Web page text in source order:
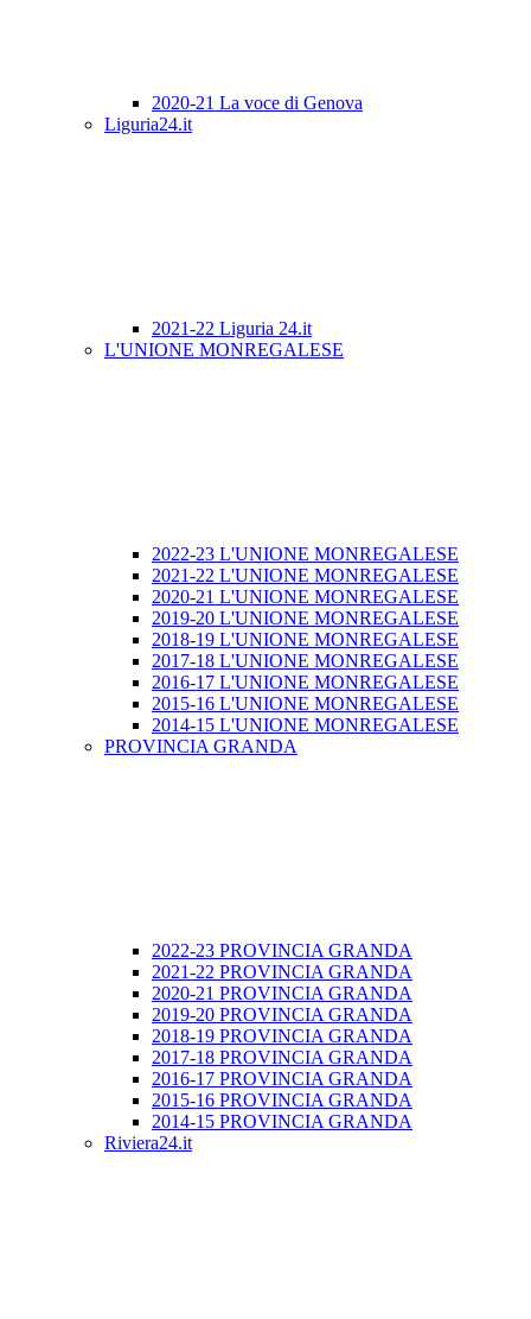
2020-21 La voce di Genova
Liguria24.it
2021-22 Liguria 24.it
L'UNIONE MONREGALESE
2022-23 L'UNIONE MONREGALESE
2021-22 L'UNIONE MONREGALESE
2020-21 L'UNIONE MONREGALESE
2019-20 L'UNIONE MONREGALESE
2018-19 L'UNIONE MONREGALESE
2017-18 L'UNIONE MONREGALESE
2016-17 L'UNIONE MONREGALESE
2015-16 L'UNIONE MONREGALESE
2014-15 L'UNIONE MONREGALESE
PROVINCIA GRANDA
2022-23 PROVINCIA GRANDA
2021-22 PROVINCIA GRANDA
2020-21 PROVINCIA GRANDA
2019-20 PROVINCIA GRANDA
2018-19 PROVINCIA GRANDA
2017-18 PROVINCIA GRANDA
2016-17 PROVINCIA GRANDA
2015-16 PROVINCIA GRANDA
2014-15 PROVINCIA GRANDA
Riviera24.it